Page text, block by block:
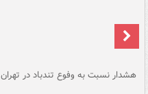
هشدار نسبت به وفوع تندباد در تهران